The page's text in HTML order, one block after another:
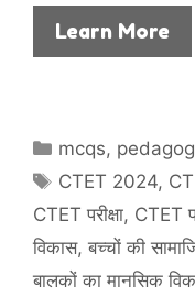
Learn More
C
a
e
g
o
mcqs,
T
a
s
CTET 2024,
CTET परीक्षा, CTET
विकास, बच्चों की
बालकों का मानसिक